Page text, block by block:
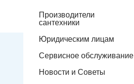
Производители
сантехники
Юридическим лицам
Сервисное обслуживание
Новости и Советы